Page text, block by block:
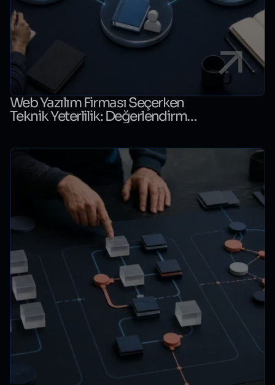
Web Yazılım Firması Seçerken
Teknik Yeterlilik: Değerlendirme